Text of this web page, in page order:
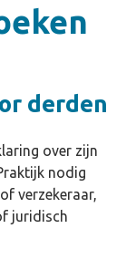
derden
over zijn
nodig
verzekeraar,
juridisch